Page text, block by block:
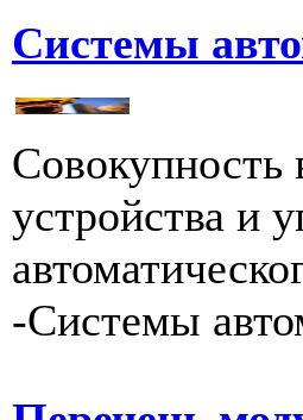
Системы
устройства и
-Системы